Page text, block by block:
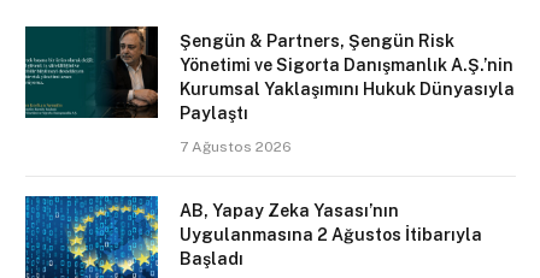
Şengün & Partners, Şengün Risk
Yönetimi ve Sigorta Danışmanlık A.Ş.’nin
Kurumsal Yaklaşımını Hukuk Dünyasıyla
Paylaştı
7 Ağustos 2026
AB, Yapay Zeka Yasası’nın
Uygulanmasına 2 Ağustos İtibarıyla
Başladı